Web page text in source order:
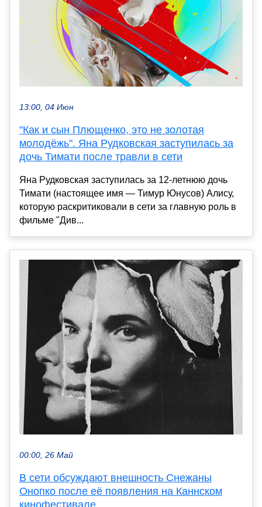
13:00, 04 Июн
"Как и сын Плющенко, это не золотая
молодёжь". Яна Рудковская заступилась за
дочь Тимати после травли в сети
Яна Рудковская заступилась за 12-летнюю дочь
Тимати (настоящее имя — Тимур Юнусов) Алису,
которую раскритиковали в сети за главную роль в
фильме "Див...
00:00, 26 Май
В сети обсуждают внешность Снежаны
Онопко после её появления на Каннском